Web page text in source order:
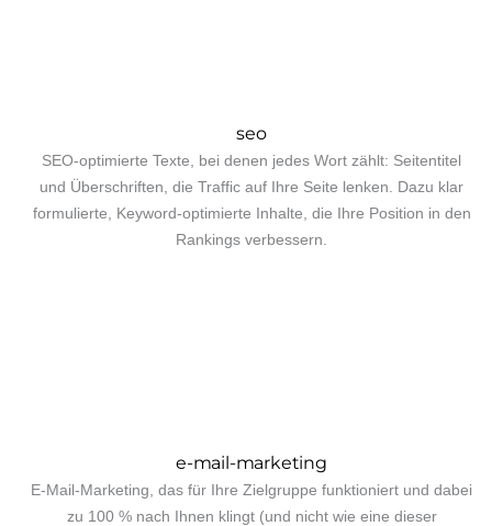
seo
SEO-optimierte Texte, bei denen jedes Wort zählt: Seitentitel
und Überschriften, die Traffic auf Ihre Seite lenken. Dazu klar
formulierte, Keyword-optimierte Inhalte, die Ihre Position in den
Rankings verbessern.
e-mail-marketing
E-Mail-Marketing, das für Ihre Zielgruppe funktioniert und dabei
zu 100 % nach Ihnen klingt (und nicht wie eine dieser